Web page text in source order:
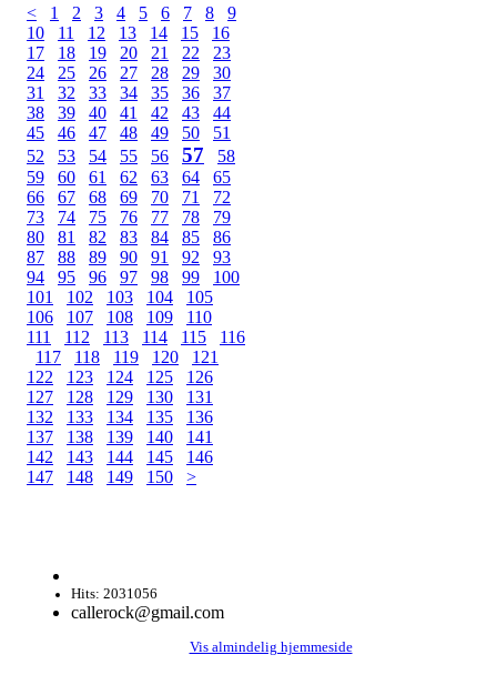
<
1 2 3 4 5 6 7 8
9
10
11 12 13 14 15
16
17
18 19 20 21 22
23
24
25 26 27 28 29
30
31
32 33 34 35 36
37
38
39 40 41 42 43
44
45
46 47 48 49 50
51
52
53 54 55 56 57
58
59
60 61 62 63 64
65
66
67 68 69 70 71
72
73
74 75 76 77 78
79
80
81 82 83 84 85
86
87
88 89 90 91 92
93
94
95 96 97 98 99
100
101
102 103 104
105
106
107 108 109
110
111
112 113 114 115
116
117
118 119 120
121
122
123 124 125
126
127
128 129 130
131
132
133 134 135
136
137
138 139 140
141
142
143 144 145
146
147
148 149 150 >
Hits: 2031056
callerock@gmail.com
Vis almindelig hjemmeside